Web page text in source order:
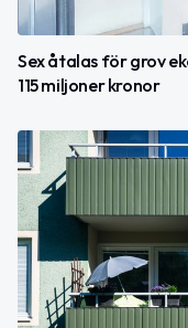
Sex åtalas för grov
115 miljoner kronor